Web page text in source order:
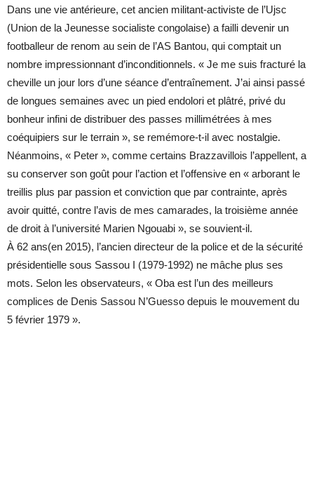
Dans une vie antérieure, cet ancien militant-activiste de l’Ujsc
(Union de la Jeunesse socialiste congolaise) a failli devenir un
footballeur de renom au sein de l’AS Bantou, qui comptait un
nombre impressionnant d’inconditionnels. « Je me suis fracturé la
cheville un jour lors d’une séance d’entraînement. J’ai ainsi passé
de longues semaines avec un pied endolori et plâtré, privé du
bonheur infini de distribuer des passes millimétrées à mes
coéquipiers sur le terrain », se remémore-t-il avec nostalgie.
Néanmoins, « Peter », comme certains Brazzavillois l’appellent, a
su conserver son goût pour l’action et l’offensive en « arborant le
treillis plus par passion et conviction que par contrainte, après
avoir quitté, contre l’avis de mes camarades, la troisième année
de droit à l’université Marien Ngouabi », se souvient-il.
À 62 ans(en 2015), l’ancien directeur de la police et de la sécurité
présidentielle sous Sassou I (1979-1992) ne mâche plus ses
mots. Selon les observateurs, « Oba est l’un des meilleurs
complices de Denis Sassou N’Guesso depuis le mouvement du
5 février 1979 ».